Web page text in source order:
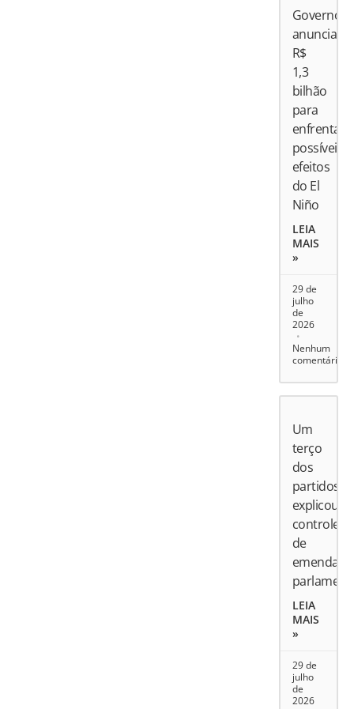
Governo
anuncia
R$
1,3
bilhão
para
enfrentar
possíveis
efeitos
do El
Niño
LEIA
MAIS
»
29 de
julho
de
2026
Nenhum
comentário
Um
terço
dos
partidos
explicou
controle
de
emendas
LEIA
MAIS
»
29 de
julho
de
2026